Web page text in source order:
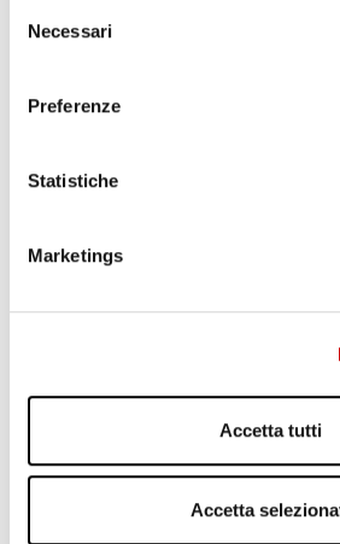
delNecessari
Preferenze
Statistiche
Marketings
Accetta tutti
Accetta
Leggi l'articolo